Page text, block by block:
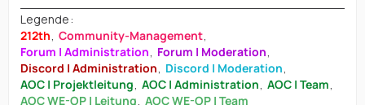
Legende
212th Community-Management
Forum | Administration
Forum | Moderation
Discord | Administration
Discord | Moderation
AOC | Projektleitung AOC | Administration AOC | Team
AOC WE-OP | Leitung AOC WE-OP | Team